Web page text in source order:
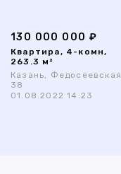
130 000 000 ₽
Квартира, 4-комн,
263.3 м²
Казань, Федосеевская
38
01.08.2022 14:23